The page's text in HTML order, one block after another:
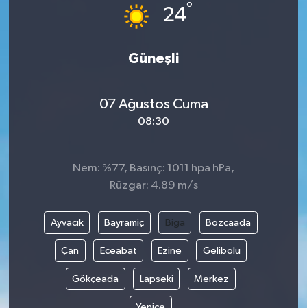
24°
Güneşli
07 Ağustos Cuma
08:30
Nem: %77, Basınç: 1011 hpa hPa,
Rüzgar: 4.89 m/s
Ayvacık Bayramiç Biga Bozcaada
Çan Eceabat Ezine Gelibolu
Gökçeada Lapseki Merkez
Politika
Siyaset